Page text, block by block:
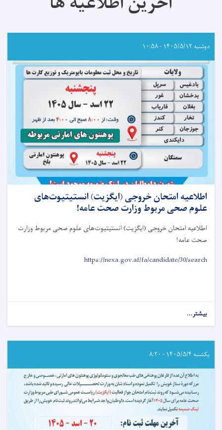
دوشنبه ۱۴۰۵/۵/۱۲ - ۱۰:۵۸
اطلاعیه امتحان خروجی (ایگزیت) انستیتیوت‌های
علوم صحی مربوط وزارت صحت عامه!
اطلاعیه امتحان خروجی (ایگزیت) انستیتیوت‌های علوم صحی مربوط وزارت
صحت عامه!
https://nexa.gov.af/fa/candidate/30/search
بیشتر...
اطلاعیه
خروجی
(ایگزیت)
علوم
صحی
مربوط
وزارت
صحت
عامه!
یکشنبه ۱۴۰۵/۵/۴ - ۸:۲۰